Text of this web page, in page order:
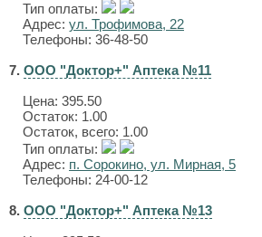
Тип оплаты:
Адрес: ул. Трофимова, 22
Телефоны: 36-48-50
7. ООО "Доктор+" Аптека №11
Цена: 395.50
Остаток: 1.00
Остаток, всего: 1.00
Тип оплаты:
Адрес: п. Сорокино, ул. Мирная, 5
Телефоны: 24-00-12
8. ООО "Доктор+" Аптека №13